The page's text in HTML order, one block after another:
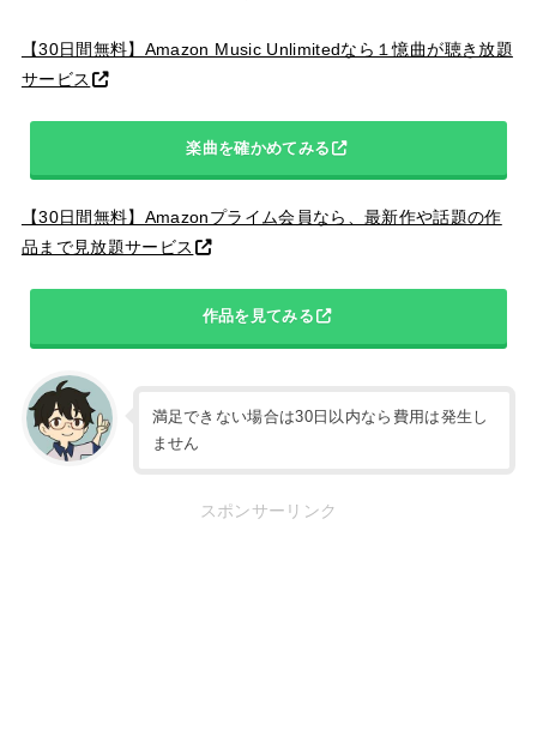
【30日間無料】Amazon Music Unlimitedなら１憶曲が聴き放題
サービス
楽曲を確かめてみる
【30日間無料】Amazonプライム会員なら、最新作や話題の作
品まで見放題サービス
作品を見てみる
満足できない場合は30日以内なら費用は発生し
ません
スポンサーリンク